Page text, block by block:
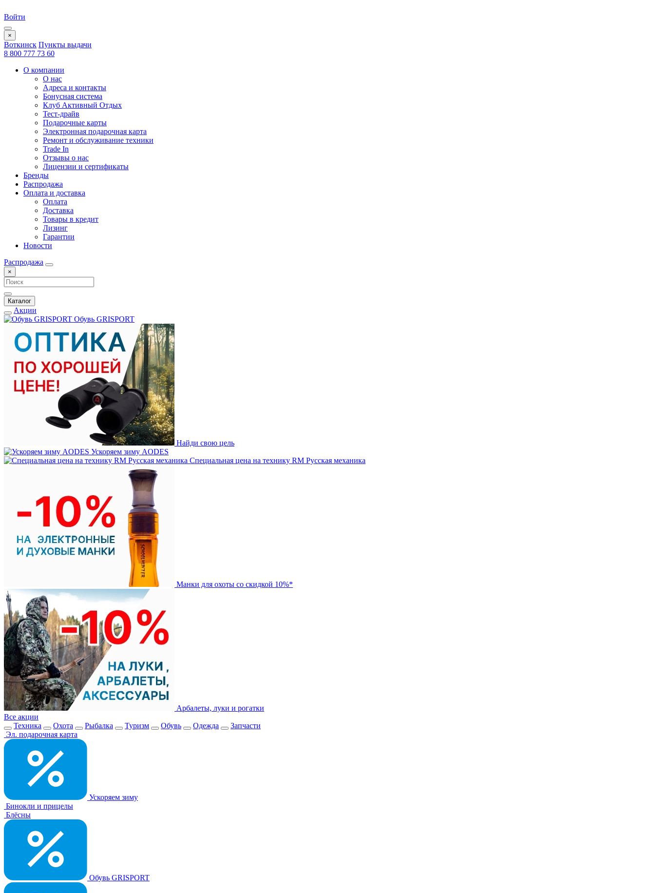
Войти
×
Воткинск Пункты выдачи
8 800 777 73 60
О компании
О нас
Адреса и контакты
Бонусная система
Клуб Активный Отдых
Тест-драйв
Подарочные карты
Электронная подарочная карта
Ремонт и обслуживание техники
Trade In
Отзывы о нас
Лицензии и сертификаты
Бренды
Распродажа
Оплата и доставка
Оплата
Доставка
Товары в кредит
Лизинг
Гарантии
Новости
Распродажа
×
Каталог
Акции
Обувь GRISPORT
Найди свою цель
Ускоряем зиму AODES
Специальная цена на технику RM Русская механика
Манки для охоты со скидкой 10%*
Арбалеты, луки и рогатки
Все акции
Техника
Охота Рыбалка Туризм Обувь Одежда
Запчасти
Эл. подарочная карта
Ускоряем зиму
Бинокли и прицелы
Блёсны
Обувь GRISPORT